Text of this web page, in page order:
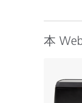
本